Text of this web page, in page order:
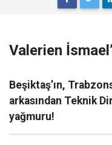
Valerien
Beşiktaş’ın,
arkasından Teknik
yağmuru!